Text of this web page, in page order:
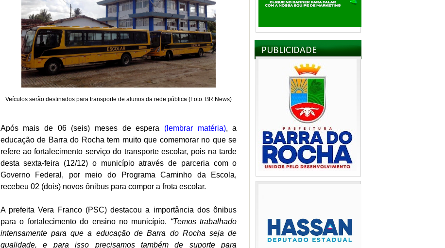
Veículos serão destinados para transporte de alunos da rede pública (Foto: BR News)
Após mais de 06 (seis) meses de espera (lembrar matéria), a
educação de Barra do Rocha tem muito que comemorar no que se
refere ao fortalecimento serviço do transporte escolar, pois na tarde
desta sexta-feira (12/12) o município através de parceria com o
Governo Federal, por meio do Programa Caminho da Escola,
recebeu 02 (dois) novos ônibus para compor a frota escolar.
A prefeita Vera Franco (PSC) destacou a importância dos ônibus
para o fortalecimento do ensino no município. “Temos trabalhado
intensamente para que a educação de Barra do Rocha seja de
qualidade, e para isso precisamos também de suporte para
PUBLICIDADE